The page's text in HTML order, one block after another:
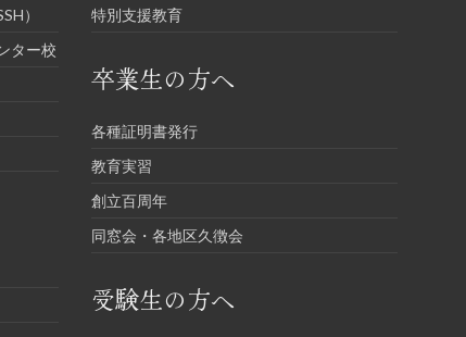
）
ター校
特別支援教育
卒業生の方へ
各種証明書発行
教育実習
創立百周年
同窓会・各地区久徴会
受験生の方へ